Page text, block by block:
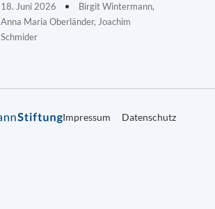
18. Juni 2026
Birgit Wintermann,
Anna Maria Oberländer, Joachim
Schmider
Impressum Datenschutz